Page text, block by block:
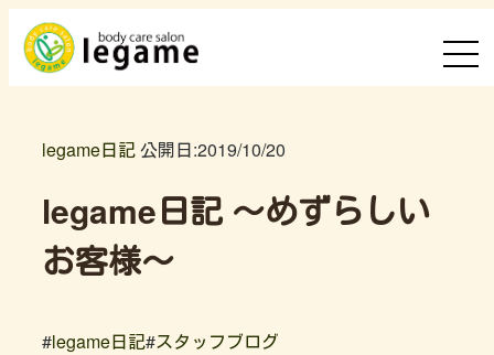
legame日記公開日:2019/10/20
legame日記 ～めずらしい
お客様～
#legame日記#スタッフブログ